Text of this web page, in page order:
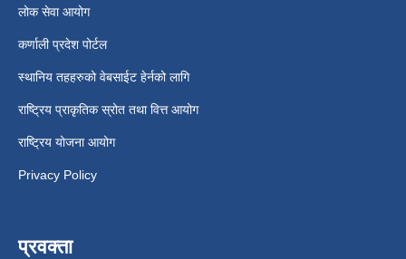
लोक सेवा आयोग
कर्णाली प्रदेश पोर्टल
स्थानिय तहहरुको वेबसाईट हेर्नको लागि
राष्ट्रिय प्राकृतिक स्रोत तथा वित्त आयोग
राष्ट्रिय योजना आयोग
Privacy Policy
प्रवक्ता